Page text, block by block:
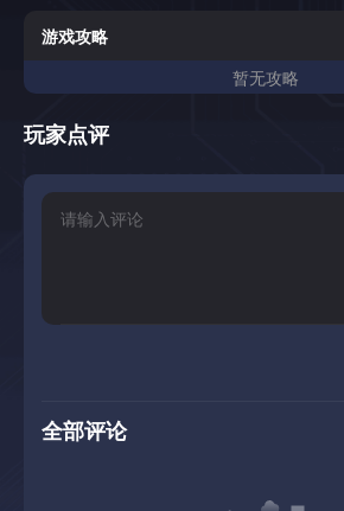
游戏攻略
暂无攻略
玩家点评
全部评论